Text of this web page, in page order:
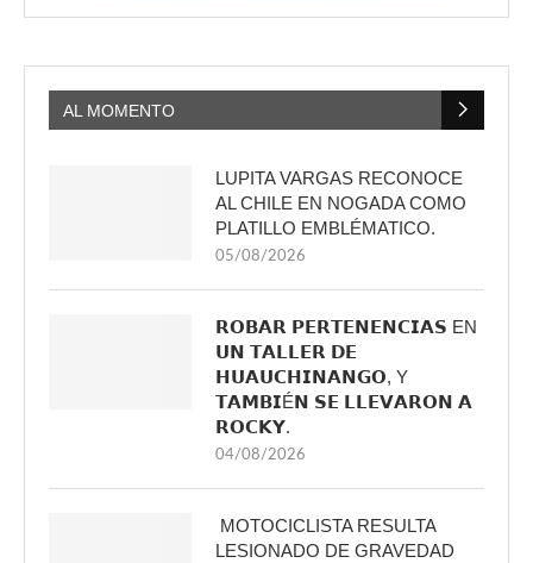
AL MOMENTO
LUPITA VARGAS RECONOCE
AL CHILE EN NOGADA COMO
PLATILLO EMBLÉMATICO.
05/08/2026
𝗥𝗢𝗕𝗔𝗥 𝗣𝗘𝗥𝗧𝗘𝗡𝗘𝗡𝗖𝗜𝗔𝗦 EN
𝗨𝗡 𝗧𝗔𝗟𝗟𝗘𝗥 𝗗𝗘
𝗛𝗨𝗔𝗨𝗖𝗛𝗜𝗡𝗔𝗡𝗚𝗢, Y
𝗧𝗔𝗠𝗕𝗜É𝗡 𝗦𝗘 𝗟𝗟𝗘𝗩𝗔𝗥𝗢𝗡 𝗔
𝗥𝗢𝗖𝗞𝗬.
04/08/2026
MOTOCICLISTA RESULTA
LESIONADO DE GRAVEDAD